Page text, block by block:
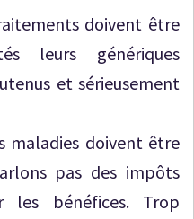
doivent être
leurs génériques
et sérieusement
maladies doivent être
pas des impôts
les bénéfices. Trop